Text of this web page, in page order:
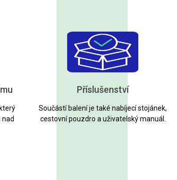
Příslušenství
Součástí balení je také nabíjecí stojánek,
cestovní pouzdro a uživatelský manuál.